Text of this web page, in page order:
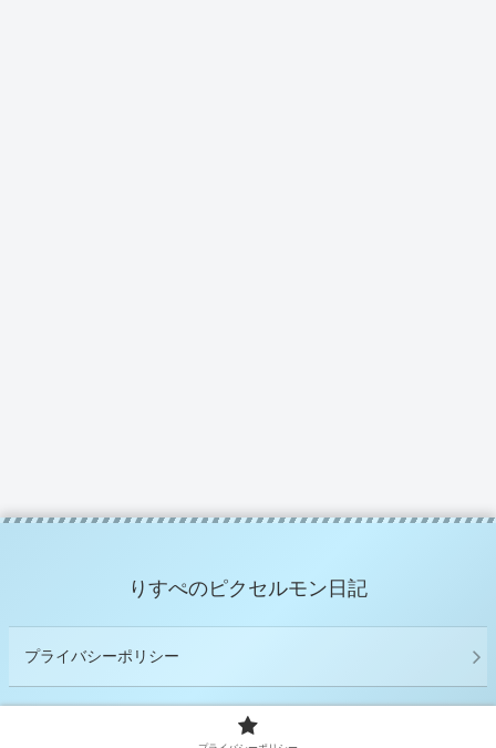
りすぺのピクセルモン日記
プライバシーポリシー
© 2020 りすぺのピクセルモン日記.